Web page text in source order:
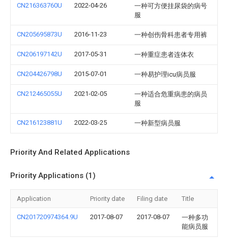
CN216363760U 2022-04-26
一种可方便挂尿袋的病号
服
CN205695873U 2016-11-23 一种创伤骨科患者专用裤
CN206197142U 2017-05-31 一种重症患者连体衣
CN204426798U 2015-07-01 一种易护理icu病员服
CN212465055U 2021-02-05
一种适合危重病患的病员
服
CN216123881U 2022-03-25 一种新型病员服
Priority And Related Applications
Priority Applications (1)
Application Priority date Filing date Title
CN201720974364.9U 2017-08-07 2017-08-07
一种多功
能病员服